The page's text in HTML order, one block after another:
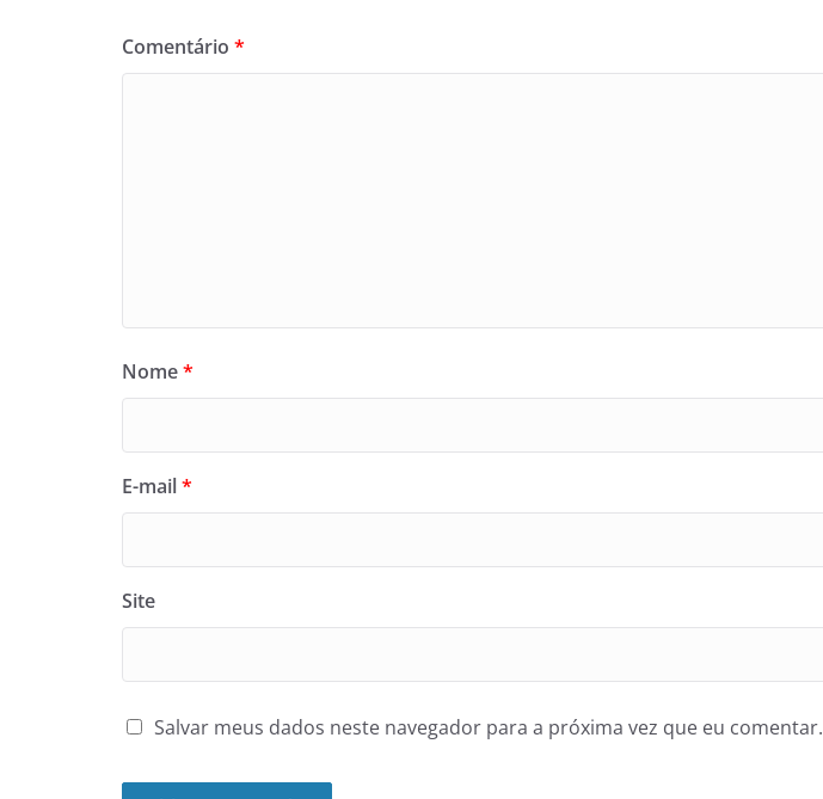
Comentário *
Nome*
E-mail*
Site
Salvar meus dados neste navegador para a próxima vez que eu comentar.